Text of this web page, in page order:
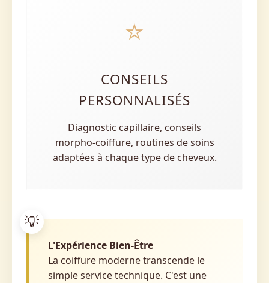
⭐
CONSEILS
PERSONNALISÉS
Diagnostic capillaire, conseils
morpho-coiffure, routines de soins
adaptées à chaque type de cheveux.
L'Expérience Bien-Être
La coiffure moderne transcende le
simple service technique. C'est une